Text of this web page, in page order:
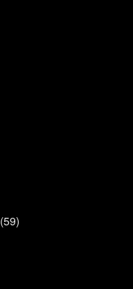
(59)